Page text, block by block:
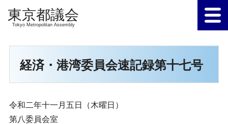
Tokyo Metropolitan Assembly
経済・港湾委員会速記録第十七号
令和二年十一月五日（木曜日）
第八委員会室